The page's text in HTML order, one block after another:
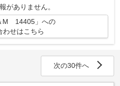
がありません。
M 14405」への
わせはこちら
次の30件へ